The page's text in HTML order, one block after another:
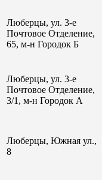
Люберцы, ул. 3-е
Почтовое Отделение,
65, м-н Городок Б
Люберцы, ул. 3-е
Почтовое Отделение,
3/1, м-н Городок А
Люберцы, Южная ул.,
8